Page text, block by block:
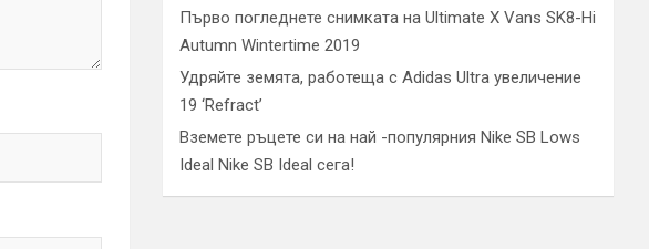
Първо погледнете снимката на Ultimate X Vans SK8-Hi
Autumn Wintertime 2019
Удряйте земята, работеща с Adidas Ultra увеличение
19 ‘Refract’
Вземете ръцете си на най -популярния Nike SB Lows
Ideal Nike SB Ideal сега!